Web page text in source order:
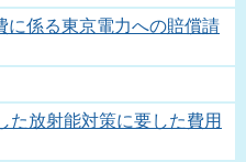
に係る東京電力への賠償請
た放射能対策に要した費用